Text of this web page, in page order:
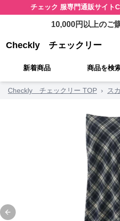
チェック 服専門通販サイト
10,000円以上のご
Checkly チェックリー
新着商品 商品を検
Checkly チェックリー TOP › ス
Previous slide